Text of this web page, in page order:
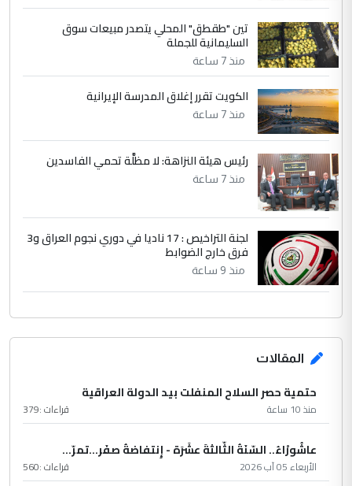
دقيق ومسؤول؛ فالاستثمار الحقيقي للإنسان
وثروات البلد يعتمد على الكفاءة ...
الموضوع :
بين الإهمال واغتصاب الأرض.. بلاد
الرافدين تعاني الجفاف والتصحر!!
تين "طقطق" المحلي يتصدر مبيعات سوق
السليمانية للجملة
منذ 7 ساعة
الكويت تقرر إغلاق المدرسة الإيرانية
منذ 7 ساعة
رئيس هيئة النزاهة: لا مظلَّة تحمي الفاسدين
منذ 7 ساعة
لجنة التراخيص : 17 ناديا في دوري نجوم العراق و3
فرق خارج الضوابط
منذ 9 ساعة
المقالات
حتمية حصر السلاح المنفلت بيد الدولة العراقية
منذ 10 ساعة قراءات :379
عاشُورْاءُ.. السّنَةُ الثّالثةَ عشَرَة - إِنتفاضةُ صفَر…تمرّ...
الأربعاء 05 آب 2026 قراءات :560